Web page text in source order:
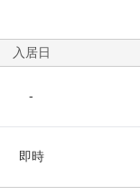
入居日
-
即時